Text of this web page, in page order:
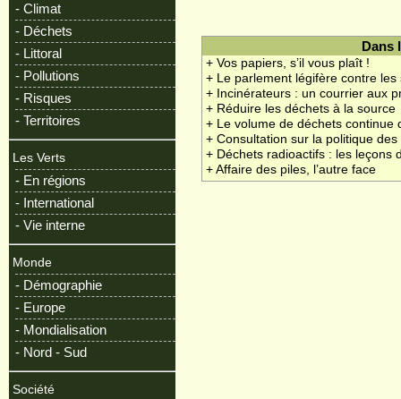
- Climat
- Déchets
- Littoral
- Pollutions
- Risques
- Territoires
Les Verts
- En régions
- International
- Vie interne
Monde
- Démographie
- Europe
- Mondialisation
- Nord - Sud
Société
Dans
+ Vos papiers, s’il vous plaît !
+ Le parlement légifère contre les
+ Incinérateurs : un courrier aux
+ Réduire les déchets à la source
+ Le volume de déchets continue
+ Consultation sur la politique des
+ Déchets radioactifs : les leçons
+ Affaire des piles, l’autre face